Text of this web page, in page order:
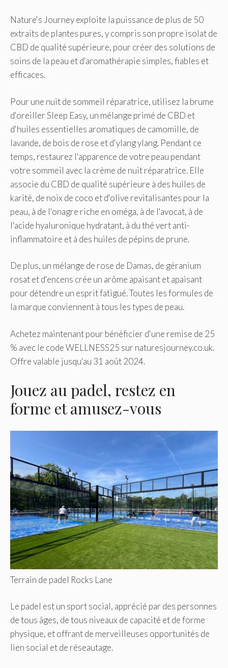
Nature's Journey exploite la puissance de plus de 50
extraits de plantes pures, y compris son propre isolat de
CBD de qualité supérieure, pour créer des solutions de
soins de la peau et d'aromathérapie simples, fiables et
efficaces.
Pour une nuit de sommeil réparatrice, utilisez la brume
d'oreiller Sleep Easy, un mélange primé de CBD et
d'huiles essentielles aromatiques de camomille, de
lavande, de bois de rose et d'ylang ylang. Pendant ce
temps, restaurez l'apparence de votre peau pendant
votre sommeil avec la crème de nuit réparatrice. Elle
associe du CBD de qualité supérieure à des huiles de
karité, de noix de coco et d'olive revitalisantes pour la
peau, à de l'onagre riche en oméga, à de l'avocat, à de
l'acide hyaluronique hydratant, à du thé vert anti-
inflammatoire et à des huiles de pépins de prune.
De plus, un mélange de rose de Damas, de géranium
rosat et d'encens crée un arôme apaisant et apaisant
pour détendre un esprit fatigué. Toutes les formules de
la marque conviennent à tous les types de peau.
Achetez maintenant pour bénéficier d'une remise de 25
% avec le code WELLNESS25 sur naturesjourney.co.uk.
Offre valable jusqu'au 31 août 2024.
Jouez au padel, restez en
forme et amusez-vous
Terrain de padel Rocks Lane
Le padel est un sport social, apprécié par des personnes
de tous âges, de tous niveaux de capacité et de forme
physique, et offrant de merveilleuses opportunités de
lien social et de réseautage.